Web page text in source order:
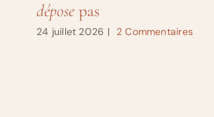
dépose pas
24 juillet 2026 | 2 Commentaires